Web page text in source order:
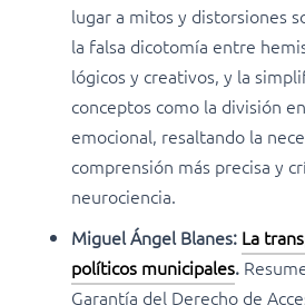
lugar a mitos y distorsiones
la falsa dicotomía entre
lógicos y creativos, y la
conceptos como la división
emocional, resaltando la
comprensión más precisa y
neurociencia.
Miguel Ángel Blanes: La
políticos municipales.
Garantía del Derecho de